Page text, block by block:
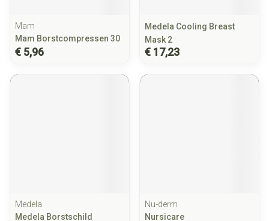
Mam
Mam Borstcompressen 30
€ 5,96
Medela Cooling Breast
Mask 2
€ 17,23
Medela
Medela Borstschild
Nu-derm
Nursicare